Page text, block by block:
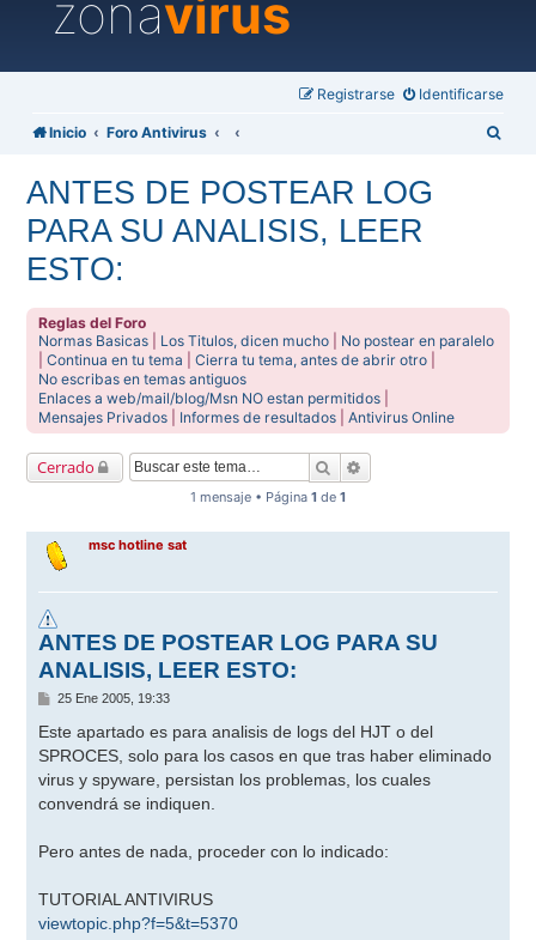
zonavirus
Identificarse
Registrarse
Inicio Foro Antivirus
ANTES DE POSTEAR LOG
PARA SU ANALISIS, LEER
ESTO:
Reglas del Foro
Normas Basicas
Los Titulos, dicen mucho
No postear en paralelo
|Continua en tu tema |Cierra tu tema, antes de abrir otro
No escribas en temas antiguos
Enlaces a web/mail/blog/Msn NO estan permitidos
Mensajes Privados
Informes de resultados |Antivirus Online
Cerrado Buscar
1 mensaje • Página 1 de 1
msc hotline sat
ANTES DE POSTEAR LOG PARA SU
ANALISIS, LEER ESTO:
M
n
a
j
e
25 Ene 2005, 19:33
Este apartado es para analisis de logs del HJT o del
SPROCES, solo para los casos en que tras haber eliminado
virus y spyware, persistan los problemas, los cuales
convendrá se indiquen.
Pero antes de nada, proceder con lo indicado:
TUTORIAL ANTIVIRUS
viewtopic.php?f=5&t=5370